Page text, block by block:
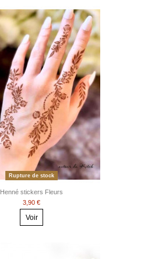
Rupture de stock
Henné stickers Fleurs
3,90 €
Voir